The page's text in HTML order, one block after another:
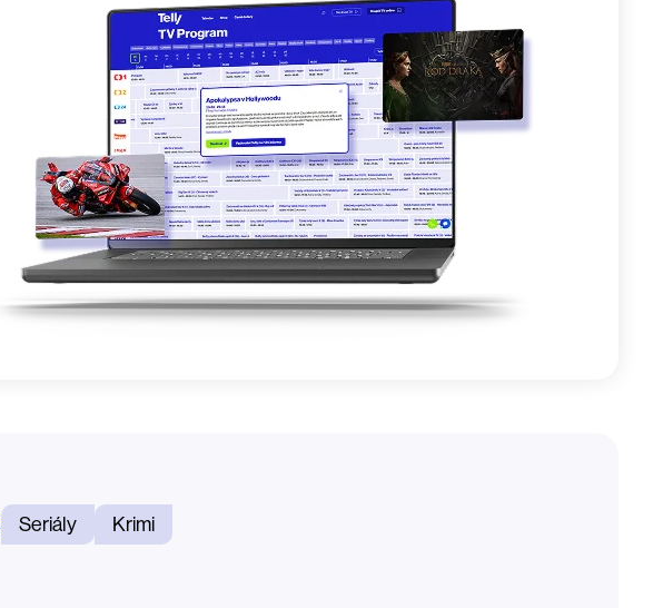
Seriály Krimi